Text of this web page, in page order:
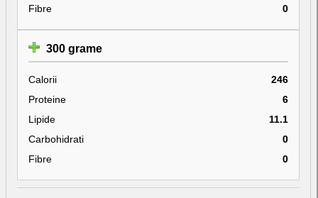
Fibre
0
300 grame
Calorii
246
Proteine
6
Lipide
11.1
Carbohidrati
0
Fibre
0